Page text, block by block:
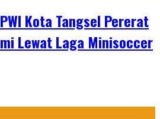
PWI Kota Tangsel Pererat
Lewat Laga Minisoccer